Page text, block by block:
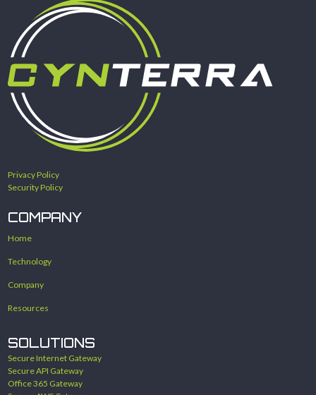
Privacy Policy
Security Policy
COMPANY
Home
Technology
Company
Resources
SOLUTIONS
Secure Internet Gateway
Secure API Gateway
Office 365 Gateway